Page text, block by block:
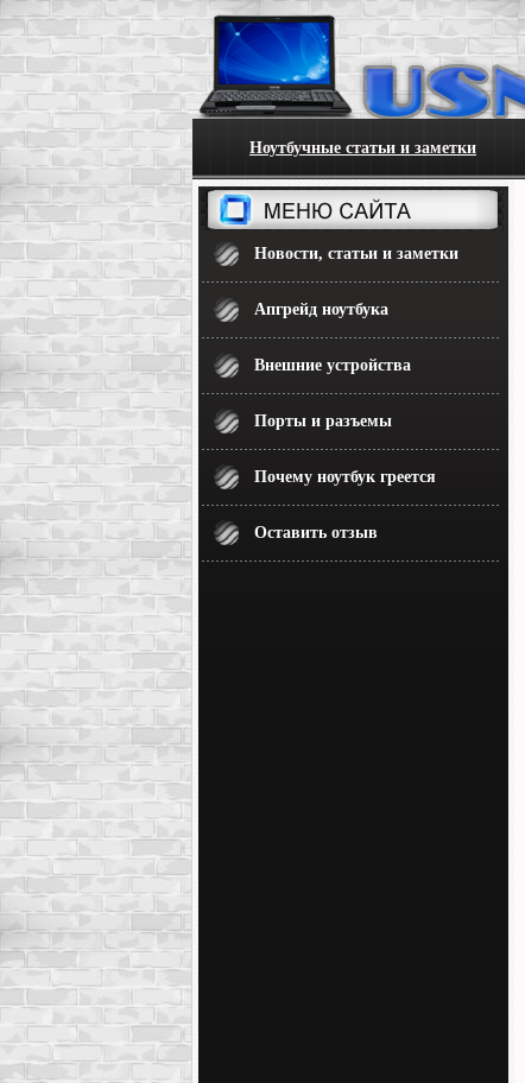
Ноутбучные статьи и заметки
Новости, статьи и заметки
Апгрейд ноутбука
Внешние устройства
Порты и разъемы
Почему ноутбук греется
Оставить отзыв